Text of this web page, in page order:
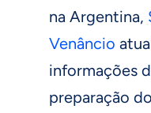
na Argentina,
Venâncio
informações
preparação do